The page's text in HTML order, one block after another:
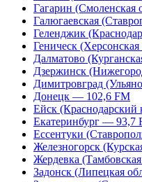
Гагарин
Галюгаевская
Геленджик
Геническ
Далматово
Дзержинск
Димитровград
Донецк — 102,6 FM
Ейск
Екатеринбург — 93,7
Ессентуки
Железногорск
Жердевка
Задонск (Липецкая